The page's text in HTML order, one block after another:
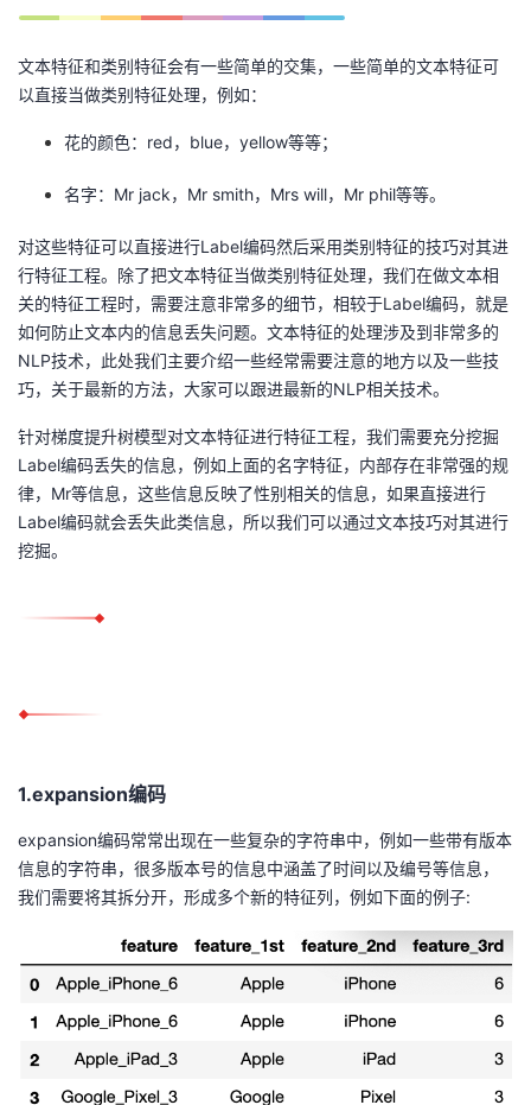
我
程
认
证
的
实
验
我
的
收
藏
的
支
持
我
声
建
议
文本特征和类别特征会有一些简单的交集，一些简单的文本特征可
以直接当做类别特征处理，例如：
花的颜色：red，blue，yellow等等；
名字：Mr jack，Mr smith，Mrs will，Mr phil等等。
对这些特征可以直接进行Label编码然后采用类别特征的技巧对其进
行特征工程。除了把文本特征当做类别特征处理，我们在做文本相
关的特征工程时，需要注意非常多的细节，相较于Label编码，就是
如何防止文本内的信息丢失问题。文本特征的处理涉及到非常多的
NLP技术，此处我们主要介绍一些经常需要注意的地方以及一些技
巧，关于最新的方法，大家可以跟进最新的NLP相关技术。
针对梯度提升树模型对文本特征进行特征工程，我们需要充分挖掘
Label编码丢失的信息，例如上面的名字特征，内部存在非常强的规
律，Mr等信息，这些信息反映了性别相关的信息，如果直接进行
Label编码就会丢失此类信息，所以我们可以通过文本技巧对其进行
挖掘。
1.expansion编码
expansion编码常常出现在一些复杂的字符串中，例如一些带有版本
信息的字符串，很多版本号的信息中涵盖了时间以及编号等信息，
我们需要将其拆分开，形成多个新的特征列，例如下面的例子: